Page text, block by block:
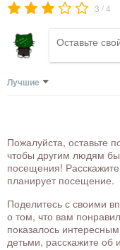
3 /4
Лучшие
Пожалуйста, оставьте
чтобы другим людям
посещения! Расскажите
планирует посещение.
Поделитесь с своими
о том, что вам
показалось
детьми, расскажите об